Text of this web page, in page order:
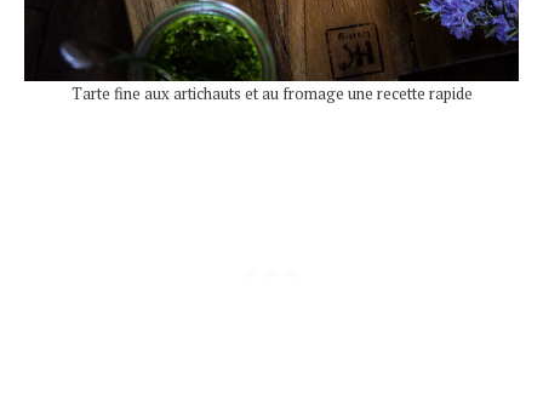
Tarte fine aux artichauts et au fromage une recette rapide